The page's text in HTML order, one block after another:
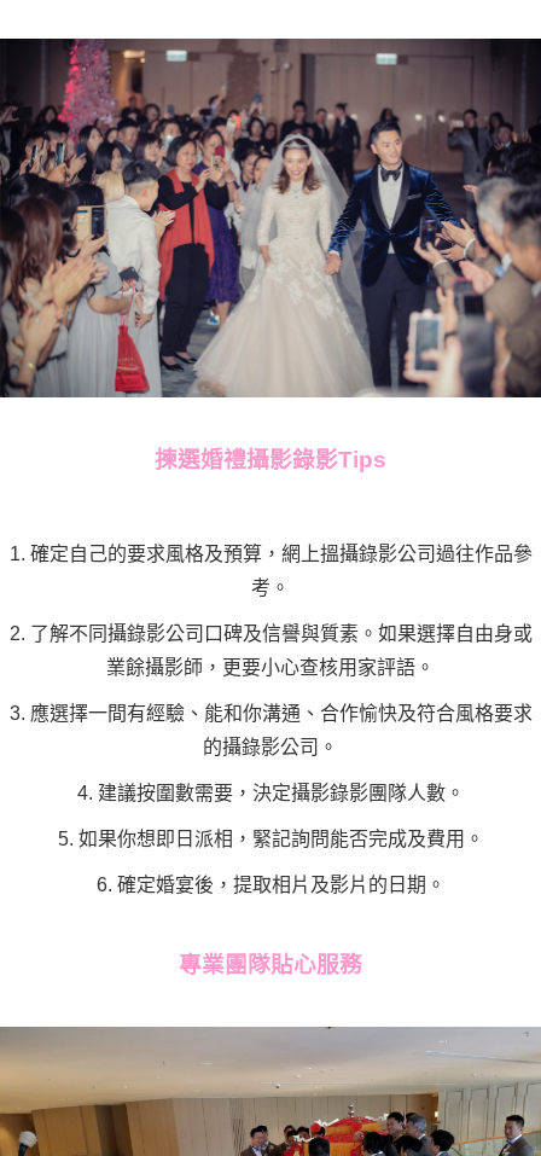
揀選婚禮攝影錄影Tips
1. 確定自己的要求風格及預算，網上搵攝錄影公司過往作品參
考。
2. 了解不同攝錄影公司口碑及信譽與質素。如果選擇自由身或
業餘攝影師，更要小心查核用家評語。
3. 應選擇一間有經驗、能和你溝通、合作愉快及符合風格要求
的攝錄影公司。
4. 建議按圍數需要，決定攝影錄影團隊人數。
5. 如果你想即日派相，緊記詢問能否完成及費用。
6. 確定婚宴後，提取相片及影片的日期。
專業團隊貼心服務